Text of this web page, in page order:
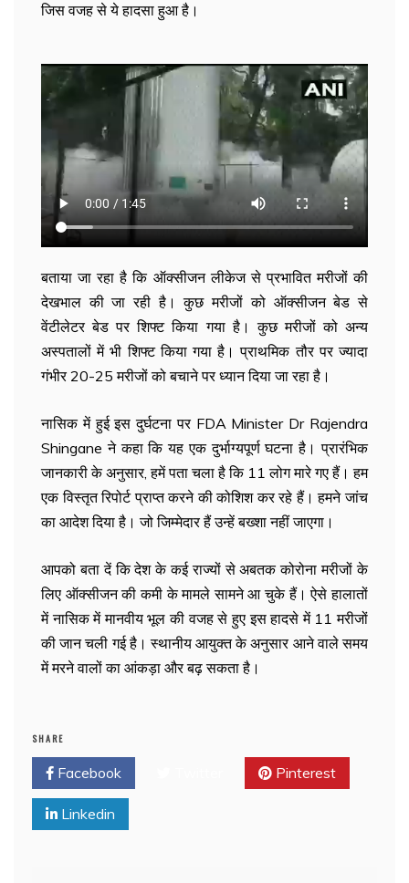
जिस वजह से ये हादसा हुआ है।
बताया जा रहा है कि ऑक्सीजन लीकेज से प्रभावित मरीजों की
देखभाल की जा रही है। कुछ मरीजों को ऑक्सीजन बेड से
वेंटीलेटर बेड पर शिफ्ट किया गया है। कुछ मरीजों को अन्य
अस्पतालों में भी शिफ्ट किया गया है। प्राथमिक तौर पर ज्यादा
गंभीर 20-25 मरीजों को बचाने पर ध्यान दिया जा रहा है।
नासिक में हुई इस दुर्घटना पर FDA Minister Dr Rajendra
Shingane ने कहा कि यह एक दुर्भाग्यपूर्ण घटना है। प्रारंभिक
जानकारी के अनुसार, हमें पता चला है कि 11 लोग मारे गए हैं। हम
एक विस्तृत रिपोर्ट प्राप्त करने की कोशिश कर रहे हैं। हमने जांच
का आदेश दिया है। जो जिम्मेदार हैं उन्हें बख्शा नहीं जाएगा।
आपको बता दें कि देश के कई राज्यों से अबतक कोरोना मरीजों के
लिए ऑक्सीजन की कमी के मामले सामने आ चुके हैं। ऐसे हालातों
में नासिक में मानवीय भूल की वजह से हुए इस हादसे में 11 मरीजों
की जान चली गई है। स्थानीय आयुक्त के अनुसार आने वाले समय
में मरने वालों का आंकड़ा और बढ़ सकता है।
SHARE
Facebook Pinterest
Linkedin